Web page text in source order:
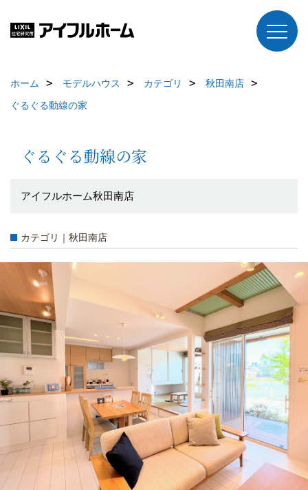
ホーム モデルハウス カテゴリ
秋田南店
ぐるぐる動線の家
ぐるぐる動線の家
アイフルホーム秋田南店
カテゴリ｜秋田南店